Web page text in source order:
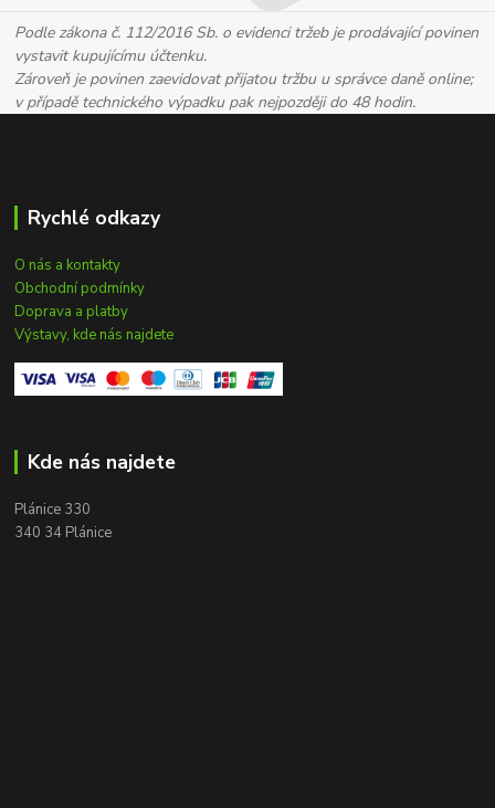
Podle zákona č. 112/2016 Sb. o evidenci tržeb je prodávající povinen
vystavit kupujícímu účtenku.
Zároveň je povinen zaevidovat přijatou tržbu u správce daně online;
v případě technického výpadku pak nejpozději do 48 hodin.
Rychlé odkazy
O nás a kontakty
Obchodní podmínky
Doprava a platby
Výstavy, kde nás najdete
Kde nás najdete
Plánice 330
340 34 Plánice